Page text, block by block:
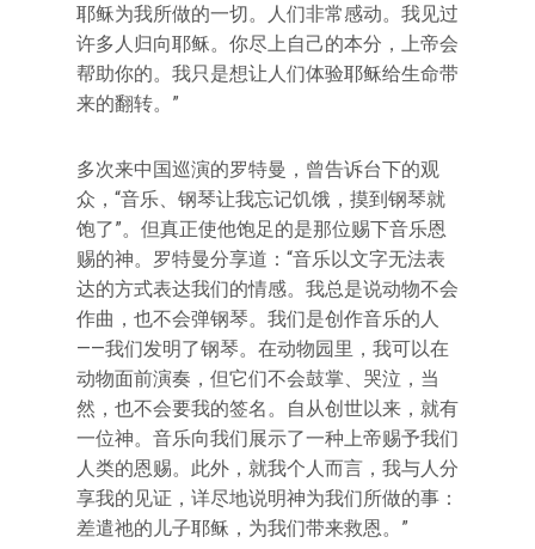
耶稣为我所做的一切。人们非常感动。我见过
许多人归向耶稣。你尽上自己的本分，上帝会
帮助你的。我只是想让人们体验耶稣给生命带
来的翻转。”
多次来中国巡演的罗特曼，曾告诉台下的观
众，“音乐、钢琴让我忘记饥饿，摸到钢琴就
饱了”。但真正使他饱足的是那位赐下音乐恩
赐的神。罗特曼分享道：“音乐以文字无法表
达的方式表达我们的情感。我总是说动物不会
作曲，也不会弹钢琴。我们是创作音乐的人
——我们发明了钢琴。在动物园里，我可以在
动物面前演奏，但它们不会鼓掌、哭泣，当
然，也不会要我的签名。自从创世以来，就有
一位神。音乐向我们展示了一种上帝赐予我们
人类的恩赐。此外，就我个人而言，我与人分
享我的见证，详尽地说明神为我们所做的事：
差遣祂的儿子耶稣，为我们带来救恩。”